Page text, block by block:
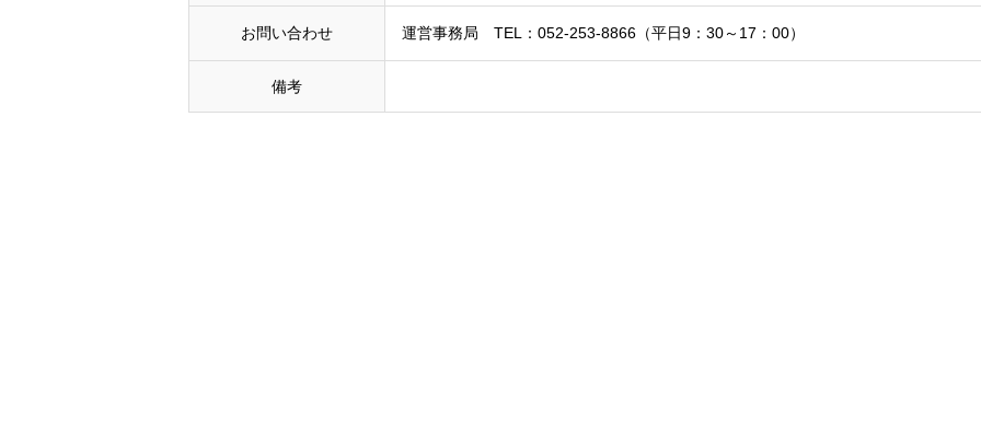
お問い合わせ 運営事務局 TEL：052-253-8866（平日9：30～17：00）
備考